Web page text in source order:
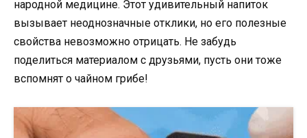
народной медицине. Этот удивительный напиток
вызывает неоднозначные отклики, но его полезные
свойства невозможно отрицать. Не забудь
поделиться материалом с друзьями, пусть они тоже
вспомнят о чайном грибе!